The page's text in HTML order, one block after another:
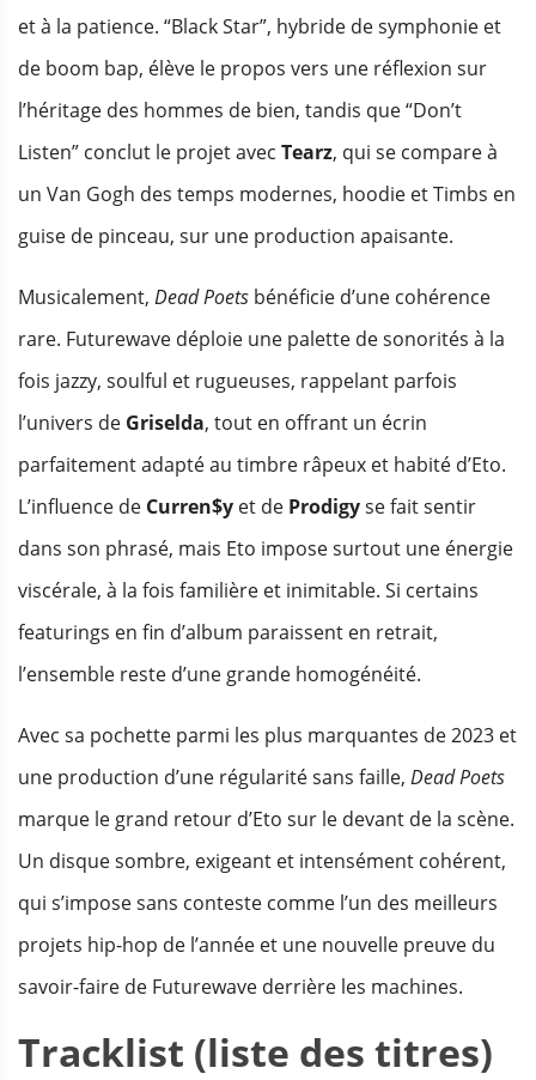
et à la patience. “Black Star”, hybride de symphonie et
de boom bap, élève le propos vers une réflexion sur
l’héritage des hommes de bien, tandis que “Don’t
Listen” conclut le projet avec Tearz, qui se compare à
un Van Gogh des temps modernes, hoodie et Timbs en
guise de pinceau, sur une production apaisante.
Musicalement, Dead Poets bénéficie d’une cohérence
rare. Futurewave déploie une palette de sonorités à la
fois jazzy, soulful et rugueuses, rappelant parfois
l’univers de Griselda, tout en offrant un écrin
parfaitement adapté au timbre râpeux et habité d’Eto.
L’influence de Curren$y et de Prodigyse fait sentir
dans son phrasé, mais Eto impose surtout une énergie
viscérale, à la fois familière et inimitable. Si certains
featurings en fin d’album paraissent en retrait,
l’ensemble reste d’une grande homogénéité.
Avec sa pochette parmi les plus marquantes de 2023 et
une production d’une régularité sans faille, Dead Poets
marque le grand retour d’Eto sur le devant de la scène.
Un disque sombre, exigeant et intensément cohérent,
qui s’impose sans conteste comme l’un des meilleurs
projets hip-hop de l’année et une nouvelle preuve du
savoir-faire de Futurewave derrière les machines.
Tracklist (liste des titres)